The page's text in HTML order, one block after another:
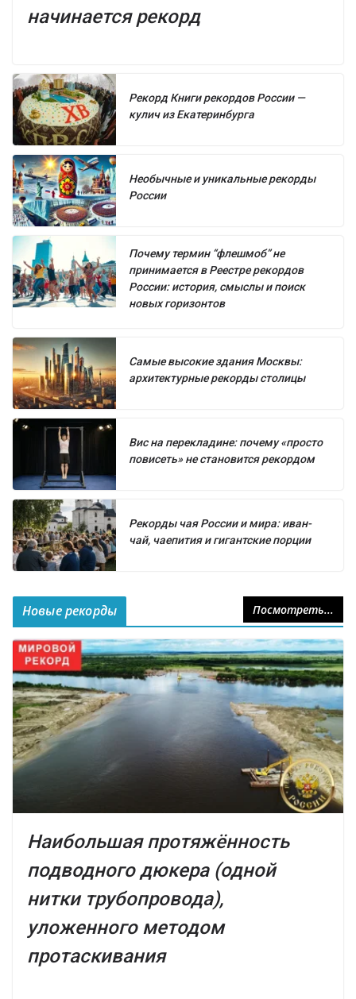
начинается рекорд
Рекорд Книги рекордов России —
кулич из Екатеринбурга
Необычные и уникальные рекорды
России
Почему термин “флешмоб” не
принимается в Реестре рекордов
России: история, смыслы и поиск
новых горизонтов
Самые высокие здания Москвы:
архитектурные рекорды столицы
Вис на перекладине: почему «просто
повисеть» не становится рекордом
Рекорды чая России и мира: иван-
чай, чаепития и гигантские порции
Новые рекорды Посмотреть...
Наибольшая протяжённость
подводного дюкера (одной
нитки трубопровода),
уложенного методом
протаскивания